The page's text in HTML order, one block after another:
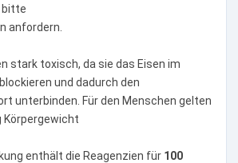
bitte
anfordern.
stark toxisch, da sie das Eisen im
und dadurch den
unterbinden. Für den Menschen gelten
Körpergewicht
enthält die Reagenzien für 100